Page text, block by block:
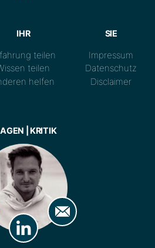
IHR
teilen
teilen
helfen
SIE
Impressum
Datenschutz
Disclaimer
| KRITIK